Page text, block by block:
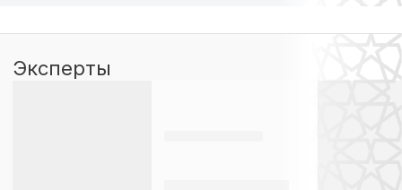
Эксперты